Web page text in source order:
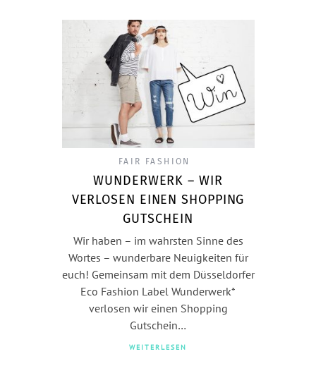
FAIR FASHION
WUNDERWERK – WIR
VERLOSEN EINEN SHOPPING
GUTSCHEIN
Wir haben – im wahrsten Sinne des
Wortes – wunderbare Neuigkeiten für
euch! Gemeinsam mit dem Düsseldorfer
Eco Fashion Label Wunderwerk*
verlosen wir einen Shopping
Gutschein…
WEITERLESEN